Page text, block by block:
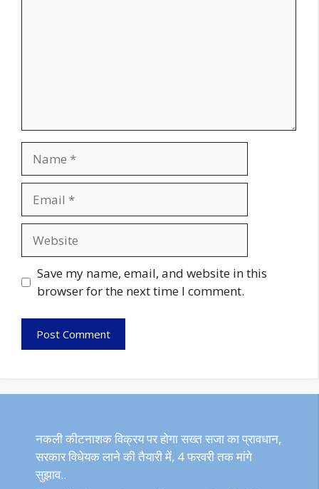
Save my name, email, and website in this
browser for the next time I comment.
नकली कीटनाशक विक्रय पर होगा सख्त सजा का प्रावधान,
सरकार विधेयक लाने की तैयारी में, 4 फरवरी तक मांगे
सुझाव..